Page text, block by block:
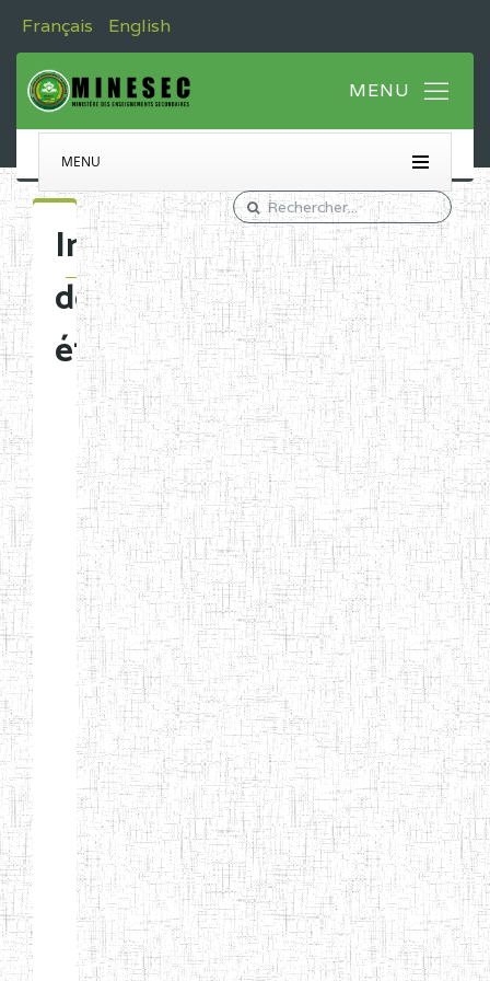
Français English
MENU
Immatriculation
des
établissements
Etablissements
d'enseignement
normal
ENI
Chercher:
Effacer les filtres
Denomination
Type